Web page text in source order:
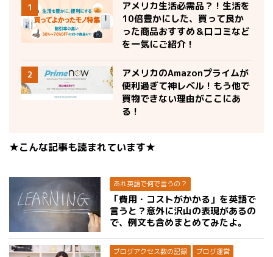
1
アメリカ生活必需品？！生活を
10倍豊かにした、買って良か
った商品おすすめ＆口コミなど
を一気にご紹介！
2
アメリカのAmazonプライムが
便利過ぎて神レベル！もう他で
買物できない理由がここにあ
る！
★こんな記事も読まれています★
あれ英語で何で言うの？
「費用・コストがかかる」を英語で
言うと？意外に沢山の表現があるの
で、例文も含めまとめてみたよ。
ブログアクセス数の記録 ブログ運営